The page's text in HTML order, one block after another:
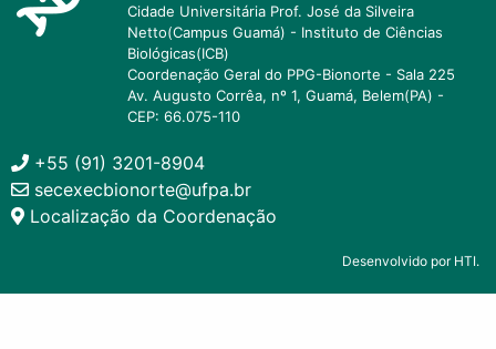
Cidade Universitária Prof. José da Silveira
Netto(Campus Guamá) - Instituto de Ciências
Biológicas(ICB)
Coordenação Geral do PPG-Bionorte - Sala 225
Av. Augusto Corrêa, nº 1, Guamá, Belem(PA) -
CEP: 66.075-110
+55 (91) 3201-8904
secexecbionorte@ufpa.br
Localização da Coordenação
Desenvolvido por HTI.